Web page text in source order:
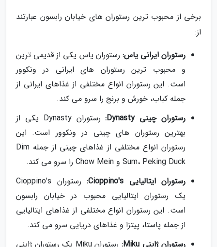
برخی از محبوب ترین رستوران های خیابان رابسون عبارتند
از:
رستوران ایرانی یاس: رستوران یاس یکی از قدیمی ترین
و محبوب ترین رستوران های ایرانی در ونکوور
است. این رستوران انواع مختلفی از غذاهای ایرانی از
جمله کباب، خورش و برنج را سرو می کند.
رستوران چینی Dynasty:
رستوران Dynasty یکی از
بهترین رستوران های چینی در ونکوور است. این
رستوران انواع مختلفی از غذاهای چینی از جمله Dim
Sum، Peking Duck و Chow Mein را سرو می کند.
رستوران ایتالیایی Cioppino's:
رستوران Cioppino's
یک رستوران ایتالیایی محبوب در خیابان رابسون
است. این رستوران انواع مختلفی از غذاهای ایتالیایی
از جمله پاستا، پیتزا و غذاهای دریایی سرو می کند.
رستوران ژاپنی Miku:
رستوران Miku یک رستوران ژاپنی